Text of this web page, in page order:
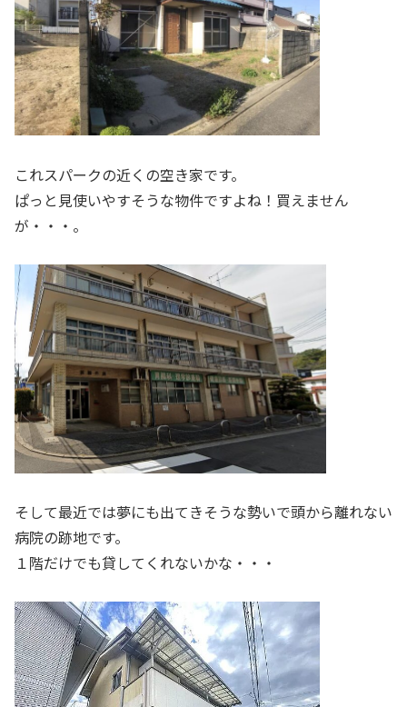
これスパークの近くの空き家です。
ぱっと見使いやすそうな物件ですよね！買えません
が・・・。
そして最近では夢にも出てきそうな勢いで頭から離れない
病院の跡地です。
１階だけでも貸してくれないかな・・・